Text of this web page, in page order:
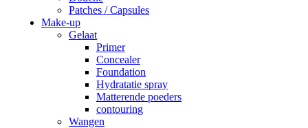
Patches / Capsules
Make-up
Gelaat
Primer
Concealer
Foundation
Hydratatie spray
Matterende poeders
contouring
Wangen